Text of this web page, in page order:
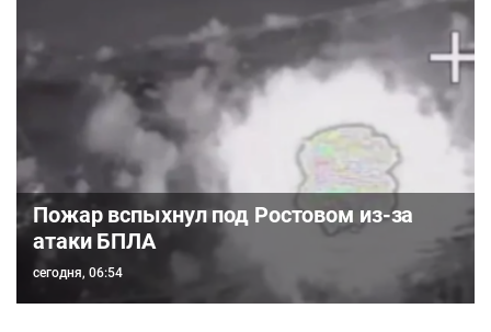
Пожар вспыхнул под Ростовом из-за
атаки БПЛА
сегодня, 06:54